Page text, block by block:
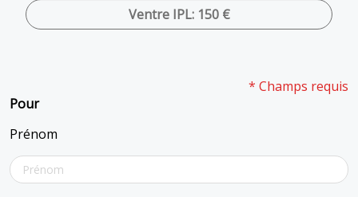
Ventre IPL: 150 €
* Champs requis
Pour
Prénom